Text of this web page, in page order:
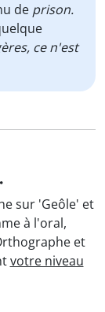
de prison.
ce n'est
sur 'Geôle' et
à l'oral,
et
votre niveau